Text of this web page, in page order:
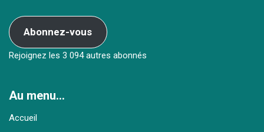
Abonnez-vous
Rejoignez les 3 094 autres abonnés
Au menu…
Accueil